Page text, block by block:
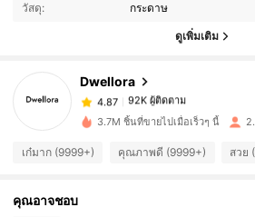
วัสดุ: กระดาษ
ดูเพิ่มเติม
Dwellora
92K ผู้ติดตาม
4.87
92K ผู้ติดตาม
n***7
จ่าย1 วันที่ผ่านมา
92K ผู้ติดตาม
3.7M ชิ้นที่ขายไปเมื่อเร็วๆ นี้
เก๋มาก (9999+) คุณภาพดี (9999+) สวย
คุณอาจชอบ